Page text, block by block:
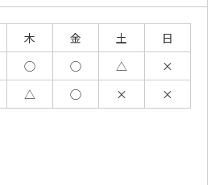
木 金 土
日
◯ ◯ △
×
△ ◯ ×
×